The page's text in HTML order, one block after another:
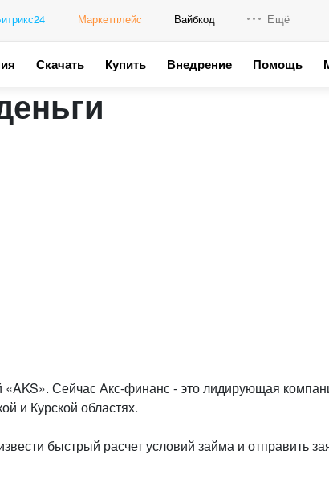
Маркетплейс Вайбкод Ещё
Скачать Купить Внедрение Помощь
Сейчас Акс-финанс - это лидирующая
и Курской областях.
быстрый расчет условий займа и отправить